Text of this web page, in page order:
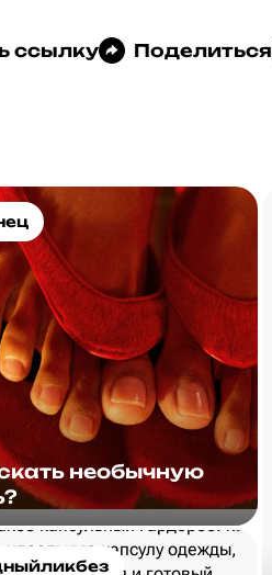
ссылку Поделиться
необычную